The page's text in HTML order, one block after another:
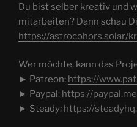
Du bist selber kreativ und
mitarbeiten? Dann schau
https://astrocohors.solar/
Wer möchte, kann das
► Patreon: https://
► Paypal: https://
► Steady: https://